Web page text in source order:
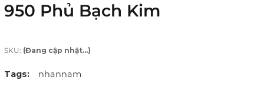
950 Phủ Bạch Kim
SKU: (Đang cập nhật...)
Tags: nhannam